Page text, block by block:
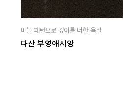
마블 패턴으로 깊이를 더한 욕실
다산 부영애시앙